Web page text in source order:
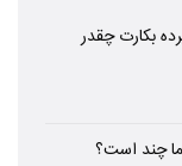
بکارت چقدر
چند است؟